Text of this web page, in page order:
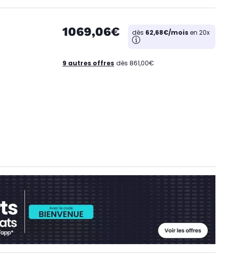
1069,06€ dès 62,68€/moisen 20x
9 autres offres dès 861,00€